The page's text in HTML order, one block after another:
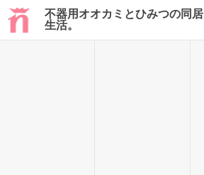
不器用オオカミとひみつの同居
生活。